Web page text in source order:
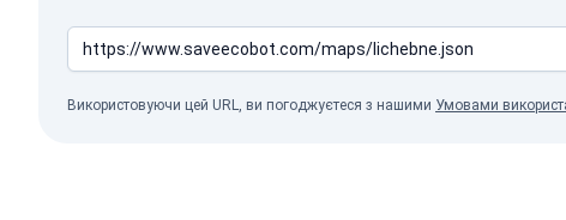
Використовуючи цей URL, ви погоджуєтеся з нашими Умовами